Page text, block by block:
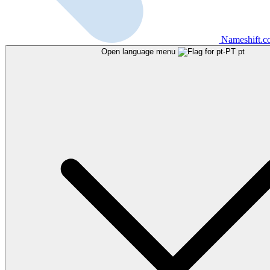
Open language menu pt